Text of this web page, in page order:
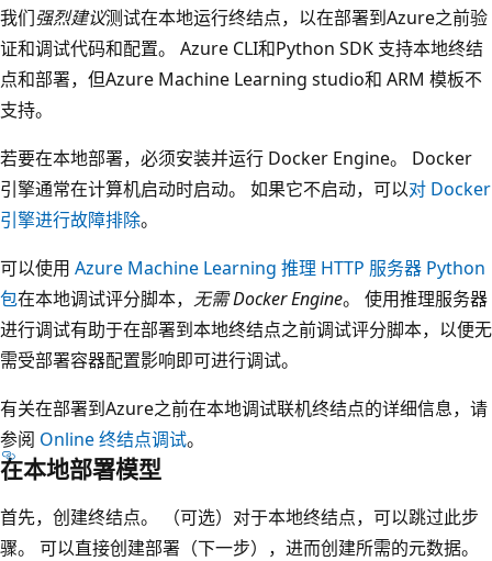
我们强烈建议测试在本地运行终结点，以在部署到Azure之前验
证和调试代码和配置。 Azure CLI和Python SDK 支持本地终结
点和部署，但Azure Machine Learning studio和 ARM 模板不
支持。
若要在本地部署，必须安装并运行 Docker Engine。 Docker
引擎通常在计算机启动时启动。 如果它不启动，可以对 Docker
引擎进行故障排除。
可以使用 Azure Machine Learning 推理 HTTP 服务器 Python
包在本地调试评分脚本， 无需 Docker Engine。 使用推理服务器
进行调试有助于在部署到本地终结点之前调试评分脚本，以便无
需受部署容器配置影响即可进行调试。
有关在部署到Azure之前在本地调试联机终结点的详细信息，请
参阅 Online 终结点调试。
在本地部署模型
首先，创建终结点。 （可选）对于本地终结点，可以跳过此步
骤。 可以直接创建部署（下一步），进而创建所需的元数据。